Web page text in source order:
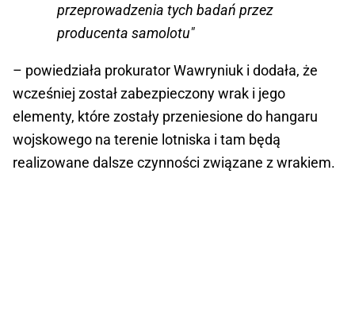
przeprowadzenia tych badań przez
producenta samolotu"
– powiedziała prokurator Wawryniuk i dodała, że
wcześniej został zabezpieczony wrak i jego
elementy, które zostały przeniesione do hangaru
wojskowego na terenie lotniska i tam będą
realizowane dalsze czynności związane z wrakiem.